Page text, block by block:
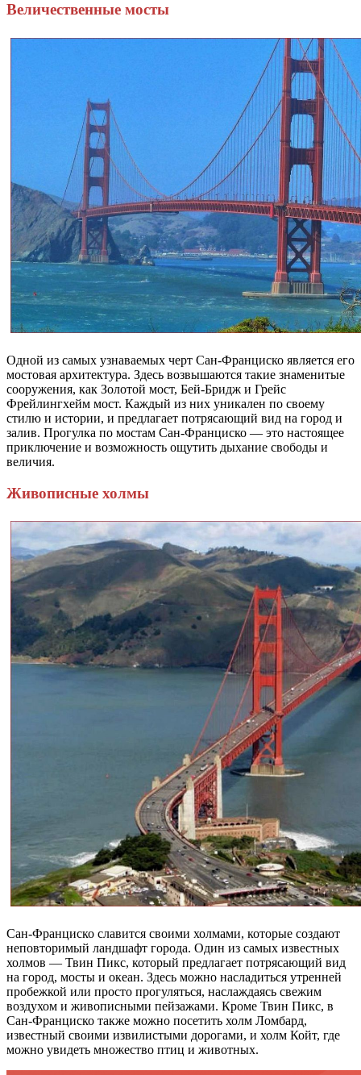
Величественные мосты
Одной из самых узнаваемых черт Сан-Франциско является его
мостовая архитектура. Здесь возвышаются такие знаменитые
сооружения, как Золотой мост, Бей-Бридж и Грейс
Фрейлингхейм мост. Каждый из них уникален по своему
стилю и истории, и предлагает потрясающий вид на город и
залив. Прогулка по мостам Сан-Франциско — это настоящее
приключение и возможность ощутить дыхание свободы и
величия.
Живописные холмы
Сан-Франциско славится своими холмами, которые создают
неповторимый ландшафт города. Один из самых известных
холмов — Твин Пикс, который предлагает потрясающий вид
на город, мосты и океан. Здесь можно насладиться утренней
пробежкой или просто прогуляться, наслаждаясь свежим
воздухом и живописными пейзажами. Кроме Твин Пикс, в
Сан-Франциско также можно посетить холм Ломбард,
известный своими извилистыми дорогами, и холм Койт, где
можно увидеть множество птиц и животных.